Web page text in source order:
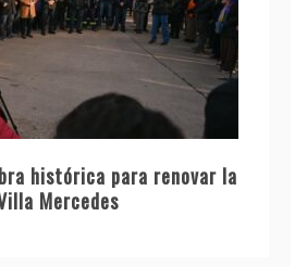
histórica para renovar la
Mercedes